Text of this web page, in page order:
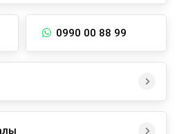
0990 00 88 99